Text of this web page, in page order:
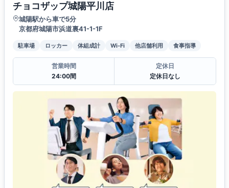
チョコザップ城陽平川店
城陽駅から車で5分
京都府城陽市浜道裏41-1-1F
駐車場 ロッカー 体組成計 Wi-Fi 他店舗利用 食事指導
営業時間
24:00間
定休日
定休日なし